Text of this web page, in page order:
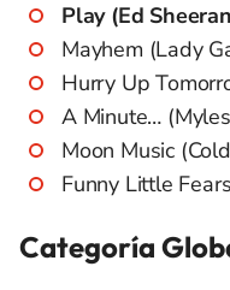
Play (Ed
Mayhem (Lady
Hurry Up
A Minute…
Moon Music
Funny Little
Categoría